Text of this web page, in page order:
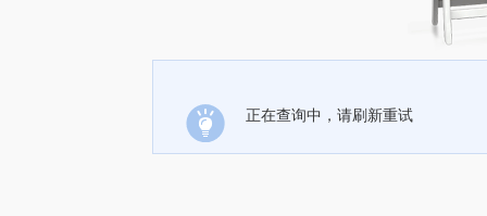
正在查询中，请刷新重试